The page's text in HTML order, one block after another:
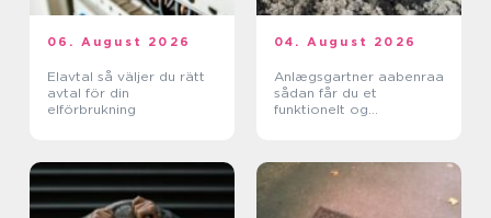
06. August 2026
Elavtal så väljer du rätt
avtal för din
elförbrukning
04. August 2026
Anlægsgartner aabenraa
sådan får du et
funktionelt og